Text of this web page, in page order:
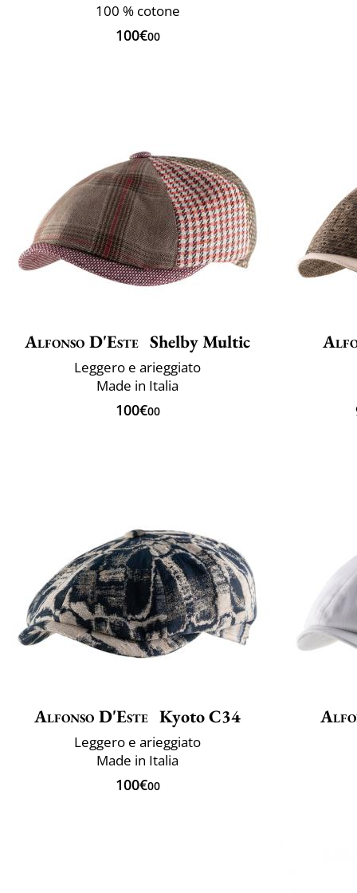
100 % cotone
100€00
Alfonso D'Este Shelby Multic
Leggero e arieggiato
Made in Italia
100€00
Alfonso D'Este Kyoto C34
Leggero e arieggiato
Made in Italia
100€00